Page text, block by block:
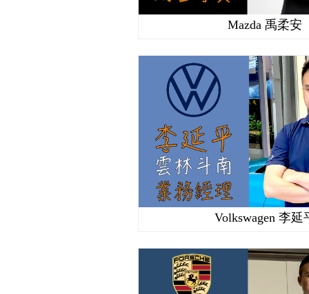
Mazda 禹柔安
Volkswagen 李延